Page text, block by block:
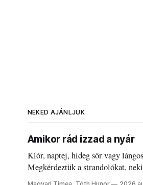
NEKED AJÁNLJUK
Amikor rád izzad a nyár
Klór, naptej, hideg sör vagy
Megkérdeztük a strandolókat,
jelenti a nyarat, és hogyan bírják a